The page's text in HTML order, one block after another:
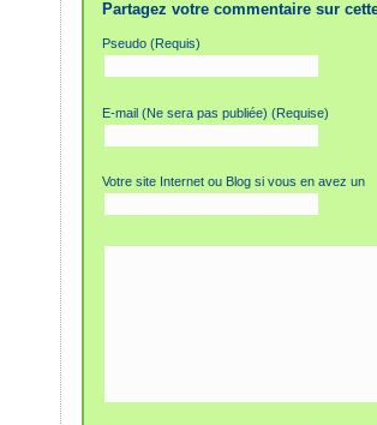
Partagez votre commentaire sur
Pseudo (Requis)
E-mail (Ne sera pas publiée) (Requise)
Votre site Internet ou Blog si vous en avez un